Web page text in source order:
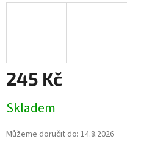
245 Kč
cena:
Skladem
Můžeme doručit do: 14.8.2026